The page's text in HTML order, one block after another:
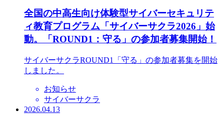
全国の中高生向け体験型サイバーセキュリテ
ィ教育プログラム「サイバーサクラ2026」始
動。「ROUND1：守る」の参加者募集開始！
サイバーサクラROUND1「守る」の参加者募集を開始
しました。
お知らせ
サイバーサクラ
2026.04.13